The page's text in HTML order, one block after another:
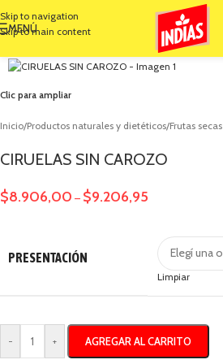
Skip to navigation
Skip to main content
MENÚ
Clic para ampliar
Inicio/Productos naturales y dietéticos/Frutas secas
CIRUELAS SIN CAROZO
$8.906,00 – $9.206,95
PRESENTACIÓN
Limpiar
- + AGREGAR AL CARRITO